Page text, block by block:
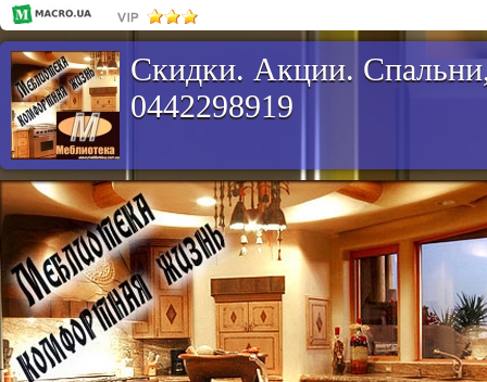
Скидки. Акции.
0442298919